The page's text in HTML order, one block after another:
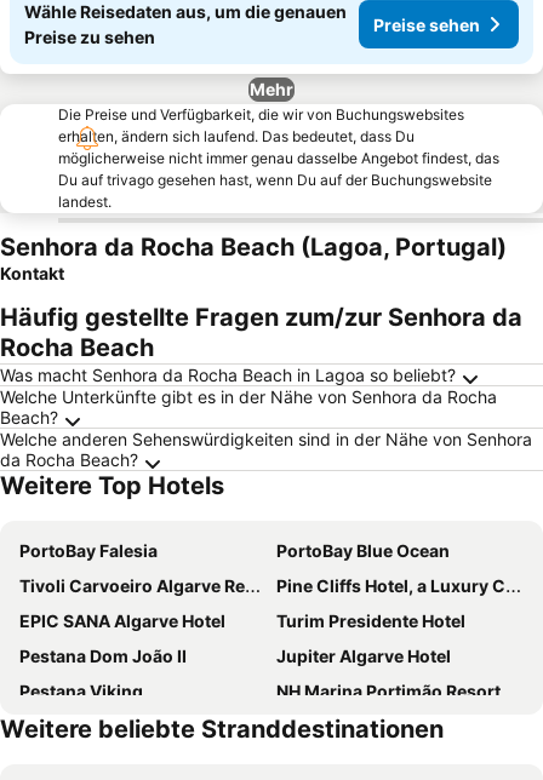
Wähle Reisedaten aus, um die genauen
Preise zu sehen
Preise sehen
Mehr
Die Preise und Verfügbarkeit, die wir von Buchungswebsites
erhalten, ändern sich laufend. Das bedeutet, dass Du
möglicherweise nicht immer genau dasselbe Angebot findest, das
Du auf trivago gesehen hast, wenn Du auf der Buchungswebsite
landest.
Senhora da Rocha Beach (Lagoa, Portugal)
Kontakt
Häufig gestellte Fragen zum/zur Senhora da
Rocha Beach
Was macht Senhora da Rocha Beach in Lagoa so beliebt?
Welche Unterkünfte gibt es in der Nähe von Senhora da Rocha
Beach?
Welche anderen Sehenswürdigkeiten sind in der Nähe von Senhora
da Rocha Beach?
Weitere Top Hotels
PortoBay Falesia
PortoBay Blue Ocean
Tivoli Carvoeiro Algarve Resort
Pine Cliffs Hotel, a Luxury Collection Resort, Algarve
EPIC SANA Algarve Hotel
Turim Presidente Hotel
Pestana Dom João II
Jupiter Algarve Hotel
Pestana Viking
NH Marina Portimão Resort
Grande Real Santa Eulalia Resort & Hotel Spa
Auramar Beach Resort
Weitere beliebte Stranddestinationen